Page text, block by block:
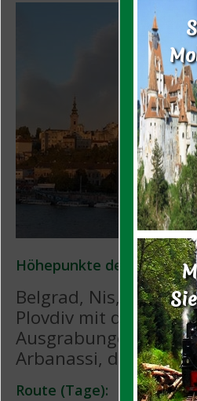
Höhepunkte der Reise:
Belgrad, Nis, Sofia
Plovdiv mit dem
Ausgrabungen,
Arbanassi, das
Route (Tage):